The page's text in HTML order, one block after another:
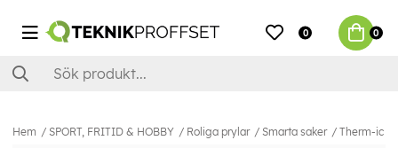
0 0
Hem SPORT, FRITID & HOBBY Roliga prylar Smarta saker Therm-ic